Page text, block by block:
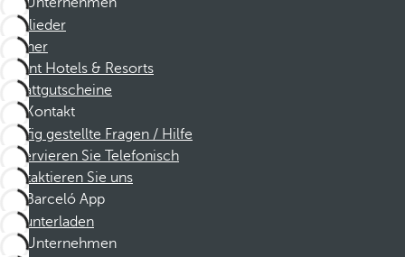
Mitglieder
Partner
Dorint Hotels & Resorts
Rabattgutscheine
Kontakt
Häufig gestellte Fragen / Hilfe
Reservieren Sie Telefonisch
Kontaktieren Sie uns
Barceló App
Herunterladen
Unternehmen